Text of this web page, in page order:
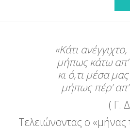
«Κάτι
μήπως κάτω απ’
κι ό,τι μέσα
μήπως πέρ’
( Γ.
Τελειώνοντας ο